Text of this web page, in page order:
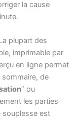
la cause
plupart des
imprimable par
en ligne permet
de
” ou
les parties
souplesse est